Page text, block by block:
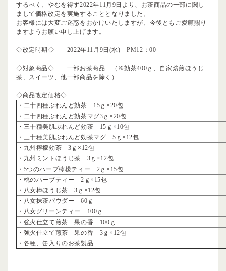
するべく、やむを得ず2022年11月9日より、お茶商品の一部に関し
まして価格改定を実施することとなりました。
お客様には大変ご迷惑をおかけいたしますが、今後ともご愛顧賜り
ますようお願い申し上げます。
◇改定時期◇ 2022年11月9日(水) PM12：00
◇対象商品◇ 一部お茶商品 （※効茶400ｇ、自家焙煎ほうじ
茶、スイーツ、他一部商品を除く）
◇商品改定価格◇
・二十四種ぶれんど効茶 15ｇ×20包
・二十四種ぶれんど効茶マグ3ｇ×20包
・三十種美肌ぶれんど効茶 15ｇ×10包
・三十種美肌ぶれんど効茶マグ 5ｇ×12包
・九州檸檬効茶 3ｇ×12包
・九州ミントほうじ茶 3ｇ×12包
・5つのハーブ檸檬ティー 2ｇ×15包
・桃のハーブティー 2ｇ×15包
・八女棒ほうじ茶 3ｇ×12包
・八女抹茶パウダー 60ｇ
・八女グリーンティー 100ｇ
・強火仕立て煎茶 果の香 100ｇ
・強火仕立て煎茶 果の香 3ｇ×12包
・各種、缶入りのお茶製品